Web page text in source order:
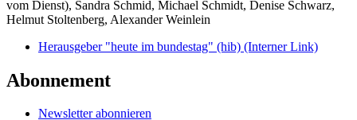
vom Dienst), Sandra Schmid, Michael Schmidt, Denise Schwarz,
Helmut Stoltenberg, Alexander Weinlein
Herausgeber "heute im bundestag" (hib) (Interner Link)
Abonnement
Newsletter abonnieren